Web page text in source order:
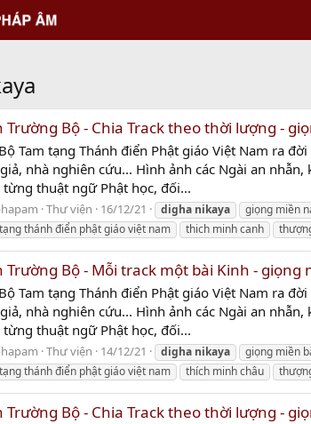
Trường Bộ - Chia Track theo thời lượng -
Tam tạng Thánh điển Phật giáo Việt Nam ra
nhà nghiên cứu... Hình ảnh các Ngài an
từng thuật ngữ Phật học, đối...
Thư viện 16/12/21 digha nikaya giọng miền
thánh điển phật giáo việt nam
thich minh canh
Trường Bộ - Mỗi track một bài Kinh - giọng
Tam tạng Thánh điển Phật giáo Việt Nam ra
nhà nghiên cứu... Hình ảnh các Ngài an
từng thuật ngữ Phật học, đối...
Thư viện 14/12/21 digha nikaya giọng miền
thánh điển phật giáo việt nam
thích minh châu
Trường Bộ - Chia Track theo thời lượng -